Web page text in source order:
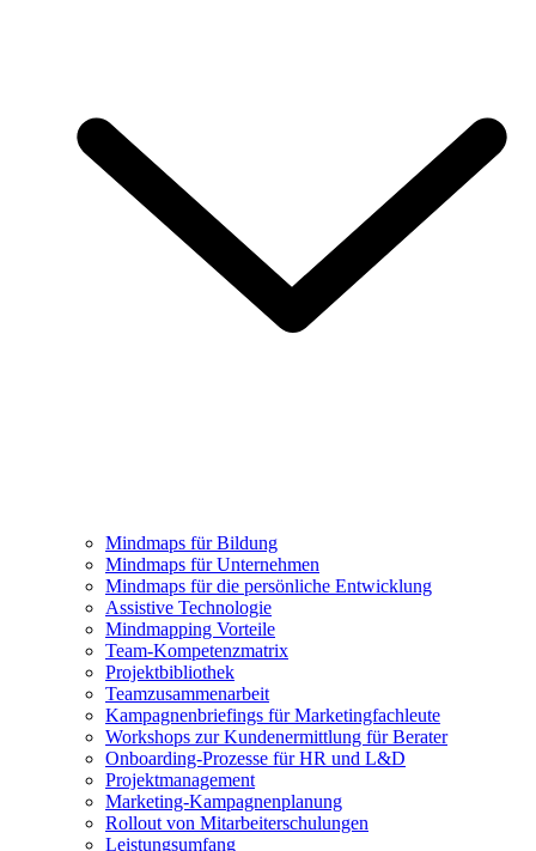
Mindmaps für Bildung
Mindmaps für Unternehmen
Mindmaps für die persönliche Entwicklung
Assistive Technologie
Mindmapping Vorteile
Team-Kompetenzmatrix
Projektbibliothek
Teamzusammenarbeit
Kampagnenbriefings für Marketingfachleute
Workshops zur Kundenermittlung für Berater
Onboarding-Prozesse für HR und L&D
Projektmanagement
Marketing-Kampagnenplanung
Rollout von Mitarbeiterschulungen
Leistungsumfang